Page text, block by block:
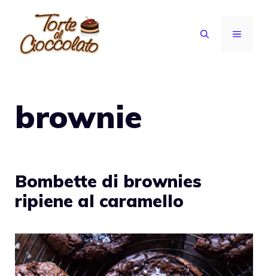
contenuto
MENU
brownie
Bombette di brownies
ripiene al caramello